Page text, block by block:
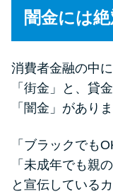
闇金には
消費者金融の中
「街金」と、貸
「闇金」がありま
「ブラックでも
「未成年でも親
と宣伝している